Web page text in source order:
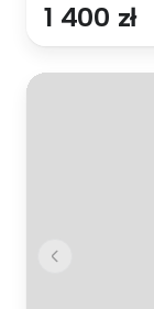
1 400 zł